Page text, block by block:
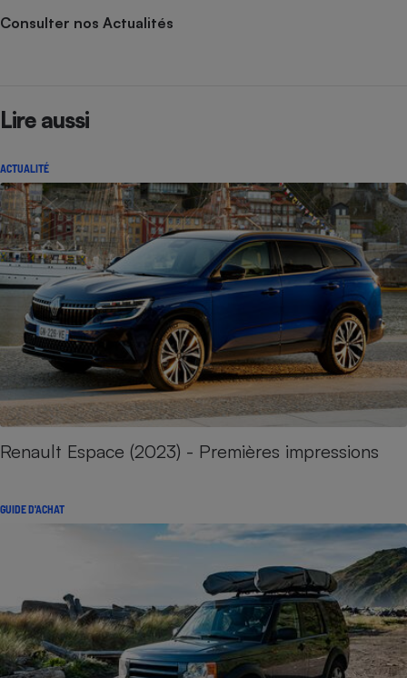
Consulter nos Actualités
Lire aussi
ACTUALITÉ
Renault Espace (2023) - Premières impressions
GUIDE D'ACHAT